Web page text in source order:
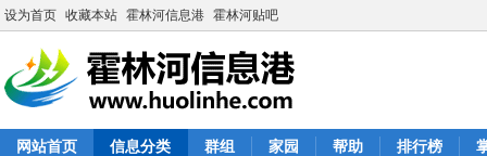
设为首页 收藏本站 霍林河信息港 霍林河贴吧
网站首页 信息分类 群组 家园 帮助 排行榜